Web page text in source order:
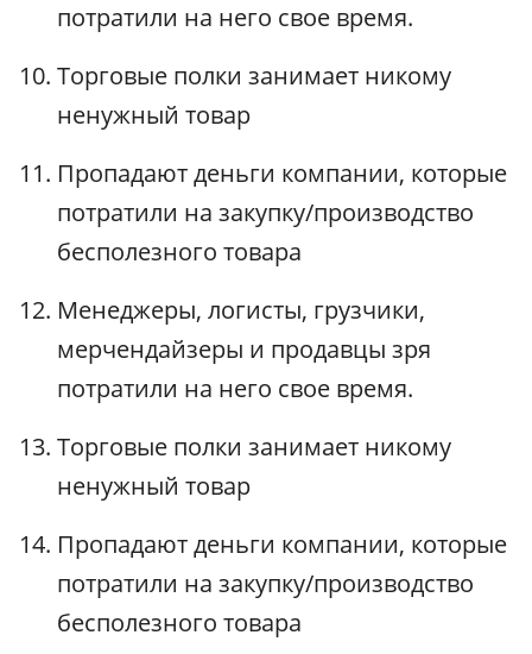
потратили на него свое время.
Торговые полки занимает никому
ненужный товар
Пропадают деньги компании, которые
потратили на закупку/производство
бесполезного товара
Менеджеры, логисты, грузчики,
мерчендайзеры и продавцы зря
потратили на него свое время.
Торговые полки занимает никому
ненужный товар
Пропадают деньги компании, которые
потратили на закупку/производство
бесполезного товара